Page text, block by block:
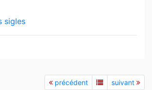
sigles
précédent suivant